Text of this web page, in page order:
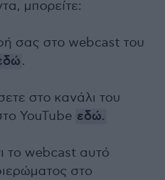
μπορείτε:
σας στο webcast του
.
στο κανάλι του
YouTube εδώ.
το webcast αυτό
στο